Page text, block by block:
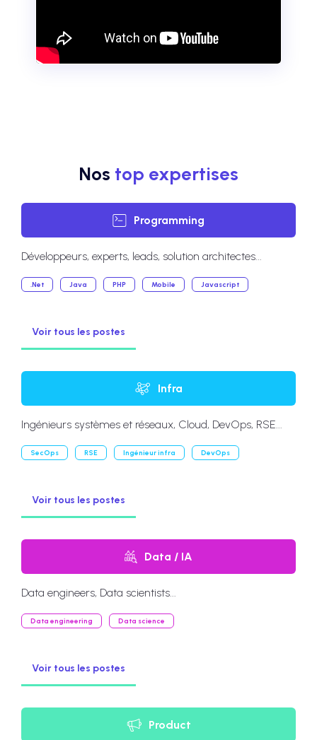
Nos top expertises
Programming
Développeurs, experts, leads, solution architectes...
.Net Java PHP Mobile Javascript
Voir tous les postes
Infra
Ingénieurs systèmes et réseaux, Cloud, DevOps, RSE...
SecOps RSE Ingénieur infra DevOps
Voir tous les postes
Data / IA
Data engineers, Data scientists...
Data engineering Data science
Voir tous les postes
Product